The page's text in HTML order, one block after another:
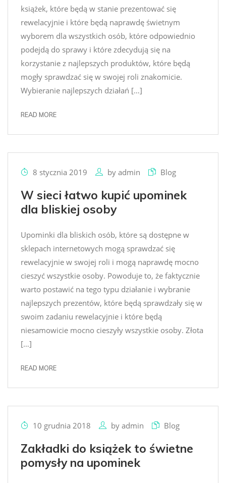
książek, które będą w stanie prezentować się
rewelacyjnie i które będą naprawdę świetnym
wyborem dla wszystkich osób, które odpowiednio
podejdą do sprawy i które zdecydują się na
korzystanie z najlepszych produktów, które będą
mogły sprawdzać się w swojej roli znakomicie.
Wybieranie najlepszych działań […]
READ MORE
8 stycznia 2019 by admin Blog
W sieci łatwo kupić upominek
dla bliskiej osoby
Upominki dla bliskich osób, które są dostępne w
sklepach internetowych mogą sprawdzać się
rewelacyjnie w swojej roli i mogą naprawdę mocno
cieszyć wszystkie osoby. Powoduje to, że faktycznie
warto postawić na tego typu działanie i wybranie
najlepszych prezentów, które będą sprawdzały się w
swoim zadaniu rewelacyjnie i które będą
niesamowicie mocno cieszyły wszystkie osoby. Złota
[…]
READ MORE
10 grudnia 2018 by admin Blog
Zakładki do książek to świetne
pomysły na upominek